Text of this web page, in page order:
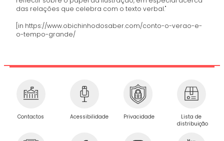
das relações que celebra com o texto verbal."
[in https://www.obichinhodosaber.com/conto-o-verao-e-
o-tempo-grande/
Contactos Acessibilidade Privacidade
Lista de
distribuição